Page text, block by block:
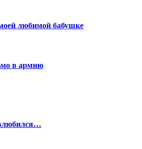
любимой бабушке
в армию